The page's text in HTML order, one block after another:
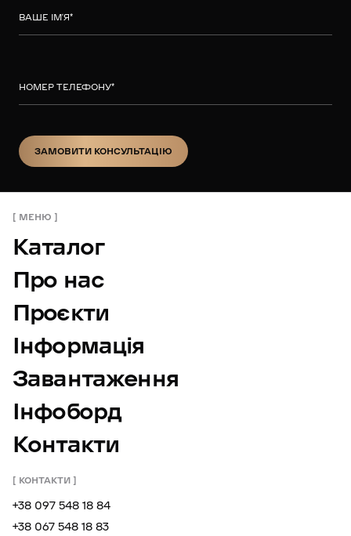
ВАШЕ ІМ’Я*
НОМЕР ТЕЛЕФОНУ*
ЗАМОВИТИ КОНСУЛЬТАЦІЮ
МЕНЮ
Каталог
Про нас
Проєкти
Інформація
Завантаження
Інфоборд
Контакти
КОНТАКТИ
+38 097 548 18 84
+38 067 548 18 83